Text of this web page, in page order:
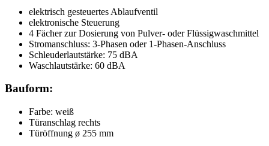
elektrisch gesteuertes Ablaufventil
elektronische Steuerung
4 Fächer zur Dosierung von Pulver- oder Flüssigwaschmittel
Stromanschluss: 3-Phasen oder 1-Phasen-Anschluss
Schleuderlautstärke: 75 dBA
Waschlautstärke: 60 dBA
Bauform:
Farbe: weiß
Türanschlag rechts
Türöffnung ø 255 mm